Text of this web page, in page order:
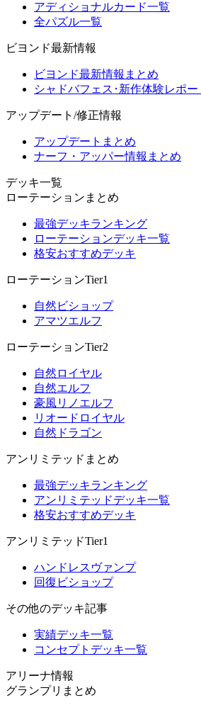
アディショナルカード一覧
全パズル一覧
ビヨンド最新情報
ビヨンド最新情報まとめ
シャドバフェス･新作体験レポー
アップデート/修正情報
アップデートまとめ
ナーフ・アッパー情報まとめ
デッキ一覧
ローテーションまとめ
最強デッキランキング
ローテーションデッキ一覧
格安おすすめデッキ
ローテーションTier1
自然ビショップ
アマツエルフ
ローテーションTier2
自然ロイヤル
自然エルフ
豪風リノエルフ
リオードロイヤル
自然ドラゴン
アンリミテッドまとめ
最強デッキランキング
アンリミテッドデッキ一覧
格安おすすめデッキ
アンリミテッドTier1
ハンドレスヴァンプ
回復ビショップ
その他のデッキ記事
実績デッキ一覧
コンセプトデッキ一覧
アリーナ情報
グランプリまとめ